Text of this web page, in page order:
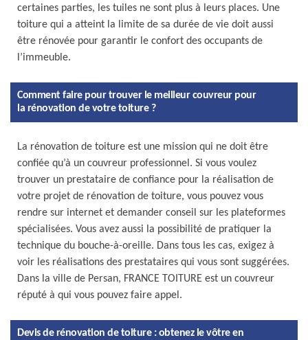
certaines parties, les tuiles ne sont plus à leurs places. Une
toiture qui a atteint la limite de sa durée de vie doit aussi
être rénovée pour garantir le confort des occupants de
l’immeuble.
Comment faire pour trouver le meilleur couvreur pour
la rénovation de votre toiture ?
La rénovation de toiture est une mission qui ne doit être
confiée qu’à un couvreur professionnel. Si vous voulez
trouver un prestataire de confiance pour la réalisation de
votre projet de rénovation de toiture, vous pouvez vous
rendre sur internet et demander conseil sur les plateformes
spécialisées. Vous avez aussi la possibilité de pratiquer la
technique du bouche-à-oreille. Dans tous les cas, exigez à
voir les réalisations des prestataires qui vous sont suggérées.
Dans la ville de Persan, FRANCE TOITURE est un couvreur
réputé à qui vous pouvez faire appel.
Devis de rénovation de toiture : obtenez le vôtre en